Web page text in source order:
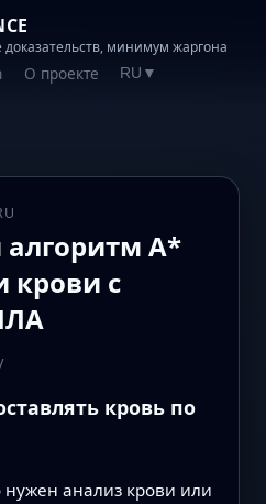
минимум жаргона
О проекте RU ▼
A*
крови с
кровь по
нужен анализ крови или